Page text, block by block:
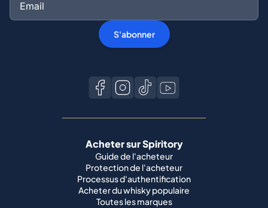
S'abonner
Acheter sur Spiritory
Guide de l'acheteur
Protection de l'acheteur
Processus d'authentification
Acheter du whisky populaire
Toutes les marques